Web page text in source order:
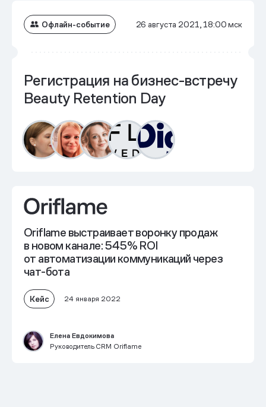
Офлайн-событие 26 августа 2021, 18:00 мск
Регистрация на бизнес-встречу
Beauty Retention Day
Oriflame выстраивает воронку продаж
в новом канале: 545% ROI
от автоматизации коммуникаций через
чат-бота
Кейс 24 января 2022
Елена Евдокимова
Руководитель CRM Oriflame